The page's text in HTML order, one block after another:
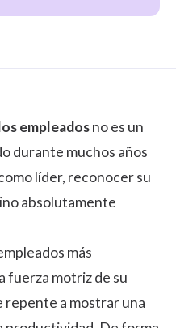
empleadosno es un
durante muchos años
líder, reconocer su
absolutamente
más
fuerza motriz de su
repente a mostrar una